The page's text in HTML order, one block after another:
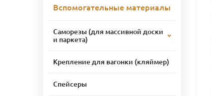
Вспомогательные материалы
Саморезы (для массивной доски
и паркета)
Крепление для вагонки (кляймер)
Спейсеры